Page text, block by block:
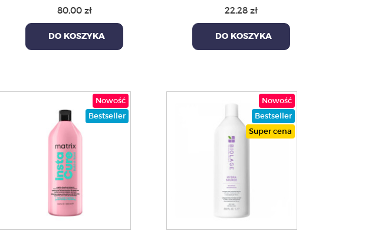
80,00 zł
DO KOSZYKA
22,28 zł
DO KOSZYKA
Nowość
Bestseller
Nowość
Bestseller
Super cena